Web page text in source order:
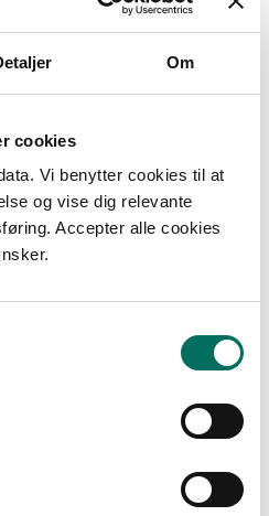
Om
cookies
Vi benytter cookies til at
og vise dig relevante
Accepter alle cookies